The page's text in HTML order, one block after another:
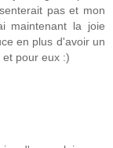
pas et mon
maintenant la joie
en plus d'avoir un
pour eux :)